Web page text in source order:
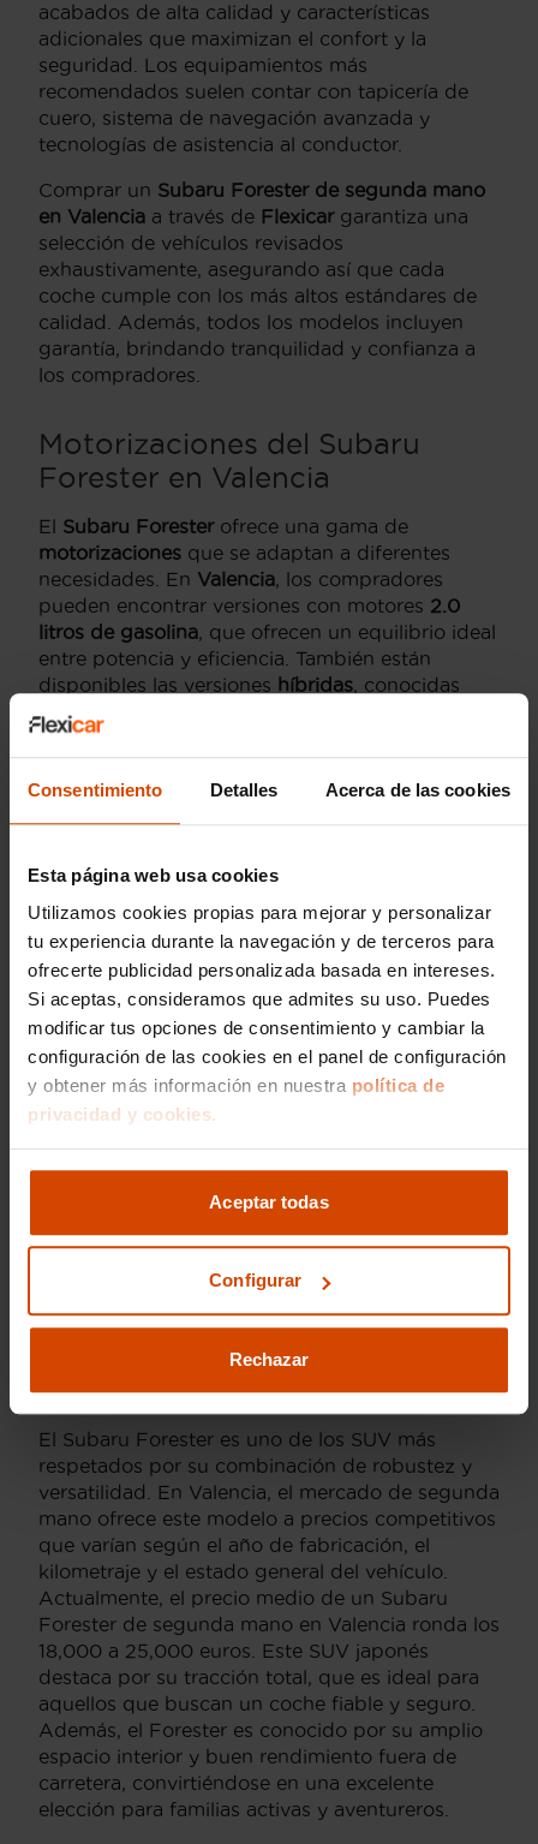
Consentimiento Detalles Acerca de las cookies
Esta página web usa cookies
Utilizamos cookies propias para mejorar y personalizar
tu experiencia durante la navegación y de terceros para
ofrecerte publicidad personalizada basada en intereses.
Si aceptas, consideramos que admites su uso. Puedes
modificar tus opciones de consentimiento y cambiar la
configuración de las cookies en el panel de configuración
y obtener más información en nuestra política de
privacidad y cookies.
Aceptar todas
Configurar
Rechazar
acabados de alta calidad y características
adicionales que maximizan el confort y la
seguridad. Los equipamientos más
recomendados suelen contar con tapicería de
cuero, sistema de navegación avanzada y
tecnologías de asistencia al conductor.
Comprar un Subaru Forester de segunda mano
en Valencia a través de Flexicargarantiza una
selección de vehículos revisados
exhaustivamente, asegurando así que cada
coche cumple con los más altos estándares de
calidad. Además, todos los modelos incluyen
garantía, brindando tranquilidad y confianza a
los compradores.
Motorizaciones del Subaru
Forester en Valencia
El Subaru Foresterofrece una gama de
motorizaciones que se adaptan a diferentes
necesidades. En Valencia, los compradores
pueden encontrar versiones con motores 2.0
litros de gasolina, que ofrecen un equilibrio ideal
entre potencia y eficiencia. También están
disponibles las versiones híbridas, conocidas
como e-Boxer, que combinan un motor de
combustión con un motor eléctrico, reduciendo
las emisiones y el consumo de combustible sin
comprometer el rendimiento.
Subaru Forester 2.0i AWD
tracción integral permanente que proporciona
un control óptimo en todo tipo de terrenos,
desde las carreteras urbanas de Valencia hasta
rutas más aventureras fuera de la ciudad.
Con Flexicar, puedes estar seguro de que cada
Subaru Foresterde segunda mano ha sido
inspeccionado cuidadosamente para
proporcionar la máxima calidad y rendimiento.
No dudes en explorar nuestro catalogo en
Valenciay encontrar el coche ideal que se ajuste
a tus expectativas.
Precio medio de los
Subaru Forester de
segunda mano en
Valencia
El Subaru Forester es uno de los SUV más
respetados por su combinación de robustez y
versatilidad. En Valencia, el mercado de segunda
mano ofrece este modelo a precios competitivos
que varían según el año de fabricación, el
kilometraje y el estado general del vehículo.
Actualmente, el precio medio de un Subaru
Forester de segunda mano en Valencia ronda los
18,000 a 25,000 euros. Este SUV japonés
destaca por su tracción total, que es ideal para
aquellos que buscan un coche fiable y seguro.
Además, el Forester es conocido por su amplio
espacio interior y buen rendimiento fuera de
carretera, convirtiéndose en una excelente
elección para familias activas y aventureros.